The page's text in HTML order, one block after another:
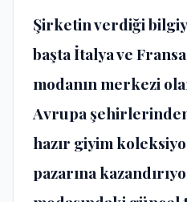
Şirketin verdiği
başta İtalya ve
modanın merkezi
Avrupa
hazır giyim
pazarına